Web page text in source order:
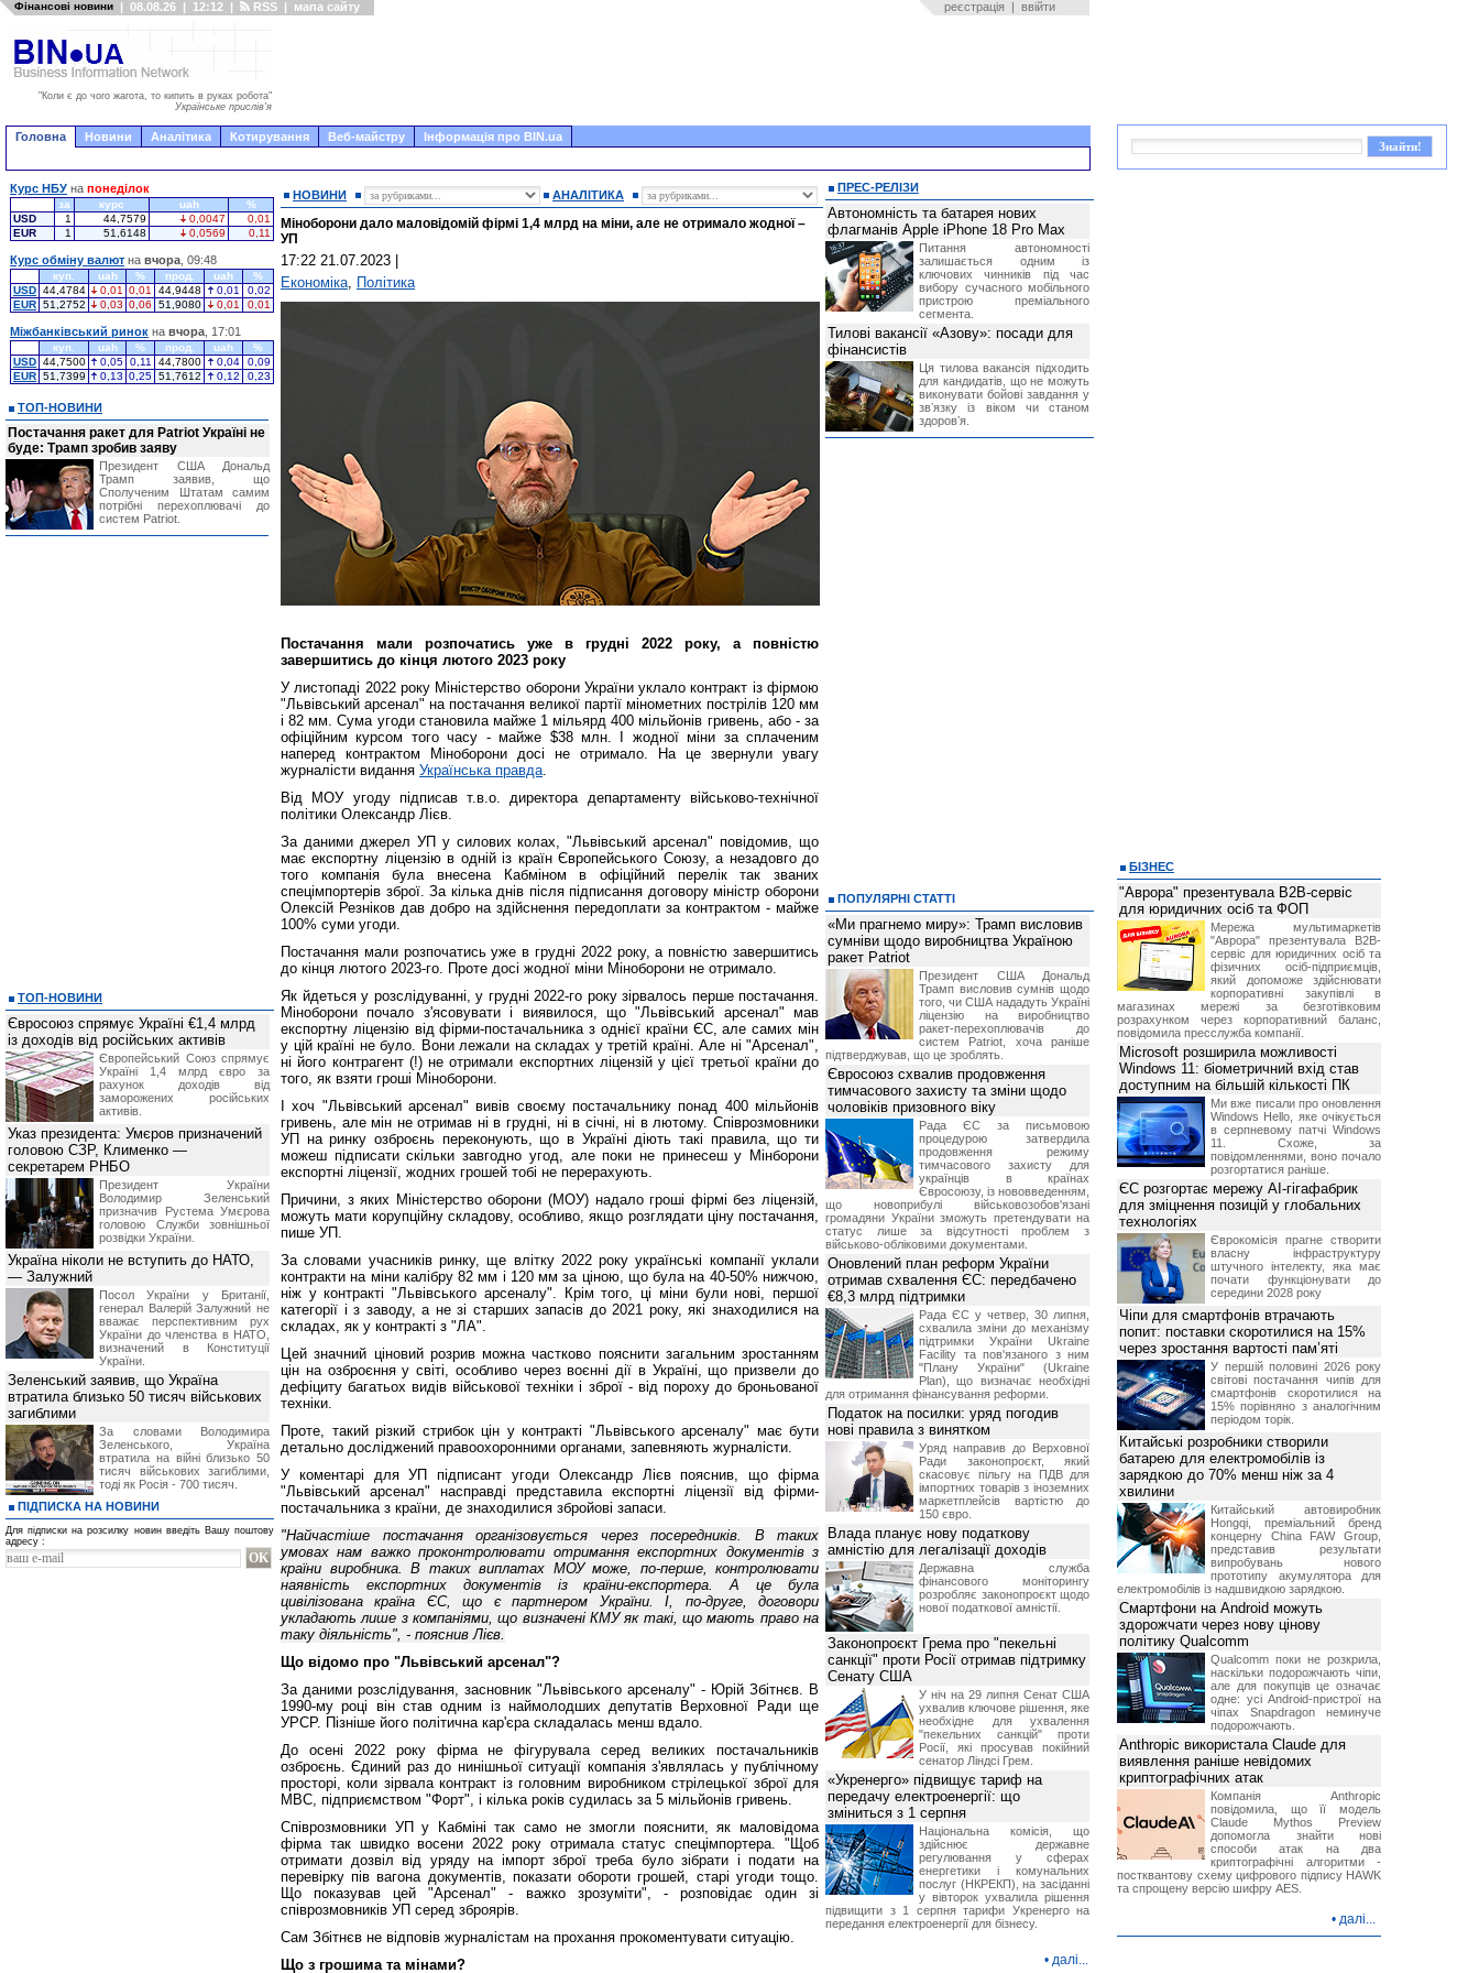
Фінансові новини | 08.08.26 | 12:12 | RSS | мапа сайту реєстрація | ввійти
"Коли є до чого жагота, то кипить в руках робота"
Українське прислів'я
Головна Новини Аналітика Котирування Веб-майстру Інформація про BIN.ua
НОВИНИ АНАЛІТИКА
Міноборони дало маловідомій фірмі 1,4 млрд на міни, але не отримало жодної –
УП
17:22 21.07.2023
Економіка, Політика
Постачання мали розпочатись уже в грудні 2022 року, а повністю
завершитись до кінця лютого 2023 року
У листопаді 2022 року Міністерство оборони України уклало контракт із фірмою
"Львівський арсенал" на постачання великої партії мінометних пострілів 120 мм
і 82 мм. Сума угоди становила майже 1 мільярд 400 мільйонів гривень, або - за
офіційним курсом того часу - майже $38 млн. І жодної міни за сплаченим
наперед контрактом Міноборони досі не отримало. На це звернули увагу
журналісти видання Українська правда.
Від МОУ угоду підписав т.в.о. директора департаменту військово-технічної
політики Олександр Лієв.
За даними джерел УП у силових колах, "Львівський арсенал" повідомив, що
має експортну ліцензію в одній із країн Європейського Союзу, а незадовго до
того компанія була внесена Кабміном в офіційний перелік так званих
спецімпортерів зброї. За кілька днів після підписання договору міністр оборони
Олексій Резніков дав добро на здійснення передоплати за контрактом - майже
100% суми угоди.
Постачання мали розпочатись уже в грудні 2022 року, а повністю завершитись
до кінця лютого 2023-го. Проте досі жодної міни Міноборони не отримало.
Як йдеться у розслідуванні, у грудні 2022-го року зірвалось перше постачання.
Міноборони почало з'ясовувати і виявилося, що "Львівський арсенал" мав
експортну ліцензію від фірми-постачальника з однієї країни ЄС, але самих мін
у цій країні не було. Вони лежали на складах у третій країні. Але ні "Арсенал",
ні його контрагент (!) не отримали експортних ліцензій у цієї третьої країни до
того, як взяти гроші Міноборони.
І хоч "Львівський арсенал" вивів своєму постачальнику понад 400 мільйонів
гривень, але мін не отримав ні в грудні, ні в січні, ні в лютому. Співрозмовники
УП на ринку озброєнь переконують, що в Україні діють такі правила, що ти
можеш підписати скільки завгодно угод, але поки не принесеш у Мінборони
експортні ліцензії, жодних грошей тобі не перерахують.
Причини, з яких Міністерство оборони (МОУ) надало гроші фірмі без ліцензій,
можуть мати корупційну складову, особливо, якщо розглядати ціну постачання,
пише УП.
За словами учасників ринку, ще влітку 2022 року українські компанії уклали
контракти на міни калібру 82 мм і 120 мм за ціною, що була на 40-50% нижчою,
ніж у контракті "Львівського арсеналу". Крім того, ці міни були нові, першої
категорії і з заводу, а не зі старших запасів до 2021 року, які знаходилися на
складах, як у контракті з "ЛА".
Цей значний ціновий розрив можна частково пояснити загальним зростанням
цін на озброєння у світі, особливо через воєнні дії в Україні, що призвели до
дефіциту багатьох видів військової техніки і зброї - від пороху до броньованої
техніки.
Проте, такий різкий стрибок цін у контракті "Львівського арсеналу" має бути
детально досліджений правоохоронними органами, запевняють журналісти.
У коментарі для УП підписант угоди Олександр Лієв пояснив, що фірма
"Львівський арсенал" насправді представила експортні ліцензії від фірми-
постачальника з країни, де знаходилися збройові запаси.
"Найчастіше постачання організовується через посередників. В таких
умовах нам важко проконтролювати отримання експортних документів з
країни виробника. В таких виплатах МОУ може, по-перше, контролювати
наявність експортних документів із країни-експортера. А це була
цивілізована країна ЄС, що є партнером України. І, по-друге, договори
укладають лише з компаніями, що визначені КМУ як такі, що мають право на
таку діяльність", - пояснив Лієв.
Що відомо про "Львівський арсенал"?
За даними розслідування, засновник "Львівського арсеналу" - Юрій Збітнєв. В
1990-му році він став одним із наймолодших депутатів Верховної Ради ще
УРСР. Пізніше його політична кар'єра складалась менш вдало.
До осені 2022 року фірма не фігурувала серед великих постачальників
озброєнь. Єдиний раз до нинішньої ситуації компанія з'являлась у публічному
просторі, коли зірвала контракт із головним виробником стрілецької зброї для
МВС, підприємством "Форт", і кілька років судилась за 5 мільйонів гривень.
Співрозмовники УП у Кабміні так само не змогли пояснити, як маловідома
фірма так швидко восени 2022 року отримала статус спецімпортера. "Щоб
отримати дозвіл від уряду на імпорт зброї треба було зібрати і подати на
перевірку пів вагона документів, показати обороти грошей, старі угоди тощо.
Що показував цей "Арсенал" - важко зрозуміти", - розповідає один зі
співрозмовників УП серед зброярів.
Сам Збітнєв не відповів журналістам на прохання прокоментувати ситуацію.
Що з грошима та мінами?
Курс НБУ на понеділок
за курс uah
%
USD
1 44,7579 0,0047
0,01
EUR
1 51,6148 0,0569 0,11
Курс обміну валют на вчора , 09:48
куп. uah % прод. uah
%
USD 44,4784 0,01 0,01 44,9448 0,01
0,02
EUR 51,2752 0,03 0,06 51,9080 0,01 0,01
Міжбанківський ринок на вчора , 17:01
куп. uah % прод. uah
%
USD 44,7500 0,05 0,11 44,7800 0,04
0,09
EUR 51,7399 0,13 0,25 51,7612 0,12 0,23
ТОП-НОВИНИ
Постачання ракет для Patriot Україні не
буде: Трамп зробив заяву
Президент США Дональд
Трамп заявив, що
Сполученим Штатам самим
потрібні перехоплювачі до
систем Patriot.
ТОП-НОВИНИ
Євросоюз спрямує Україні €1,4 млрд
із доходів від російських активів
Європейський Союз спрямує
Україні 1,4 млрд євро за
рахунок доходів від
заморожених російських
активів.
Указ президента: Умєров призначений
головою СЗР, Клименко —
секретарем РНБО
Президент України
Володимир Зеленський
призначив Pустема Умєрова
головою Служби зовнішньої
розвідки України.
Україна ніколи не вступить до НАТО,
— Залужний
Посол України у Британії,
генерал Валерій Залужний не
вважає перспективним рух
України до членства в НАТО,
визначений в Конституції
України.
Зеленський заявив, що Україна
втратила близько 50 тисяч військових
загиблими
За словами Володимира
Зеленського, Україна
втратила на війні близько 50
тисяч військових загиблими,
тоді як Росія - 700 тисяч.
ПІДПИСКА НА НОВИНИ
Для підписки на розсилку новин введіть Вашу поштову
адресу :
ПРЕС-РЕЛІЗИ
Автономність та батарея нових
флагманів Apple iPhone 18 Pro Max
Питання автономності
залишається одним із
ключових чинників під час
вибору сучасного мобільного
пристрою преміального
сегмента.
Тилові вакансії «Азову»: посади для
фінансистів
Ця тилова вакансія підходить
для кандидатів, що не можуть
виконувати бойові завдання у
звʼязку із віком чи станом
здоровʼя.
ПОПУЛЯРНІ СТАТТІ
«Ми прагнемо миру»: Трамп висловив
сумніви щодо виробництва Україною
ракет Patriot
Президент США Дональд
Трамп висловив сумнів щодо
того, чи США нададуть Україні
ліцензію на виробництво
ракет-перехоплювачів до
систем Patriot, хоча раніше
підтверджував, що це зроблять.
Євросоюз схвалив продовження
тимчасового захисту та зміни щодо
чоловіків призовного віку
Рада ЄС за письмовою
процедурою затвердила
продовження режиму
тимчасового захисту для
українців в країнах
Євросоюзу, із нововведенням,
що новоприбулі військовозобов'язані
громадяни України зможуть претендувати на
статус лише за відсутності проблем з
військово-обліковими документами.
Оновлений план реформ України
отримав схвалення ЄС: передбачено
€8,3 млрд підтримки
Рада ЄС у четвер, 30 липня,
схвалила зміни до механізму
підтримки України Ukraine
Facility та пов'язаного з ним
"Плану України" (Ukraine
Plan), що визначає необхідні
для отримання фінансування реформи.
Податок на посилки: уряд погодив
нові правила з винятком
Уряд направив до Верховної
Ради законопроєкт, який
скасовує пільгу на ПДВ для
імпортних товарів з іноземних
маркетплейсів вартістю до
150 євро.
Влада планує нову податкову
амністію для легалізації доходів
Державна служба
фінансового моніторингу
розробляє законопроєкт щодо
нової податкової амністії.
Законопроєкт Грема про "пекельні
санкції" проти Росії отримав підтримку
Сенату США
У ніч на 29 липня Сенат США
ухвалив ключове рішення, яке
необхідне для ухвалення
"пекельних санкцій" проти
Росії, які просував покійний
сенатор Ліндсі Грем.
«Укренерго» підвищує тариф на
передачу електроенергії: що
зміниться з 1 серпня
Національна комісія, що
здійснює державне
регулювання у сферах
енергетики і комунальних
послуг (НКРЕКП), на засіданні
у вівторок ухвалила рішення
підвищити з 1 серпня тарифи Укренерго на
передання електроенергії для бізнесу.
• далі...
БІЗНЕС
"Аврора" презентувала B2B-сервіс
для юридичних осіб та ФОП
Мережа мультимаркетів
"Аврора" презентувала B2B-
сервіс для юридичних осіб та
фізичних осіб-підприємців,
який допоможе здійснювати
корпоративні закупівлі в
магазинах мережі за безготівковим
розрахунком через корпоративний баланс,
повідомила пресслужба компанії.
Microsoft розширила можливості
Windows 11: біометричний вхід став
доступним на більшій кількості ПК
Ми вже писали про оновлення
Windows Hello, яке очікується
в серпневому патчі Windows
11. Схоже, за
повідомленнями, воно почало
розгортатися раніше.
ЄС розгортає мережу AI-гігафабрик
для зміцнення позицій у глобальних
технологіях
Єврокомісія прагне створити
власну інфраструктуру
штучного інтелекту, яка має
почати функціонувати до
середини 2028 року
Чіпи для смартфонів втрачають
попит: поставки скоротилися на 15%
через зростання вартості пам’яті
У першій половині 2026 року
світові постачання чипів для
смартфонів скоротилися на
15% порівняно з аналогічним
періодом торік.
Китайські розробники створили
батарею для електромобілів із
зарядкою до 70% менш ніж за 4
хвилини
Китайський автовиробник
Hongqi, преміальний бренд
концерну China FAW Group,
представив результати
випробувань нового
прототипу акумулятора для
електромобілів із надшвидкою зарядкою.
Смартфони на Android можуть
здорожчати через нову цінову
політику Qualcomm
Qualcomm поки не розкрила,
наскільки подорожчають чіпи,
але для покупців це означає
одне: усі Android-пристрої на
чіпах Snapdragon неминуче
подорожчають.
Anthropic використала Claude для
виявлення раніше невідомих
криптографічних атак
Компанія Anthropic
повідомила, що її модель
Claude Mythos Preview
допомогла знайти нові
способи атак на два
криптографічні алгоритми -
постквантову схему цифрового підпису HAWK
та спрощену версію шифру AES.
• далі...